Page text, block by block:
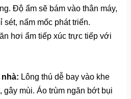
Độ ẩm sẽ bám vào thân máy,
sét, nấm mốc phát triển.
hơi ẩm tiếp xúc trực tiếp với
Lông thú dễ bay vào khe
gây mùi. Áo trùm ngăn bớt bụi